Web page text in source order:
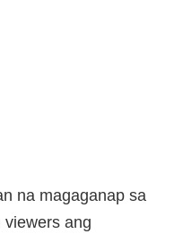
na magaganap sa
viewers ang